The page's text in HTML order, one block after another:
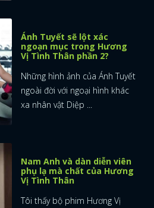
Ánh Tuyết sẽ lột xác
ngoạn mục trong Hương
Vị Tình Thân phần 2?
Những hình ảnh của Ánh Tuyết
ngoài đời với ngoại hình khác
xa nhân vật Diệp ...
Nam Anh và dàn diễn viên
phụ lạ mà chất của Hương
Vị Tình Thân
Tôi thấy bộ phim Hương Vị